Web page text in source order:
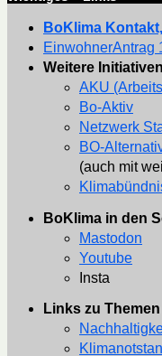
BoKlima
EinwohnerAntrag
Weitere Initiativen
AKU
Bo-Aktiv
Netzwerk
BO-
(auch mit
BoKlima in den
Mastodon
Youtube
Insta
Links zu